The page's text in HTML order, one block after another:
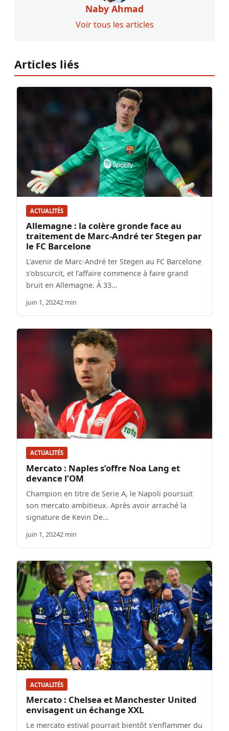
Naby Ahmad
Voir tous les articles
Articles liés
ACTUALITÉS
Allemagne : la colère gronde face au
traitement de Marc-André ter Stegen par
le FC Barcelone
L’avenir de Marc-André ter Stegen au FC Barcelone
s’obscurcit, et l’affaire commence à faire grand
bruit en Allemagne. À 33…
juin 1, 20242 min
ACTUALITÉS
Mercato : Naples s’offre Noa Lang et
devance l’OM
Champion en titre de Serie A, le Napoli poursuit
son mercato ambitieux. Après avoir arraché la
signature de Kevin De…
juin 1, 20242 min
ACTUALITÉS
Mercato : Chelsea et Manchester United
envisagent un échange XXL
Le mercato estival pourrait bientôt s’enflammer du